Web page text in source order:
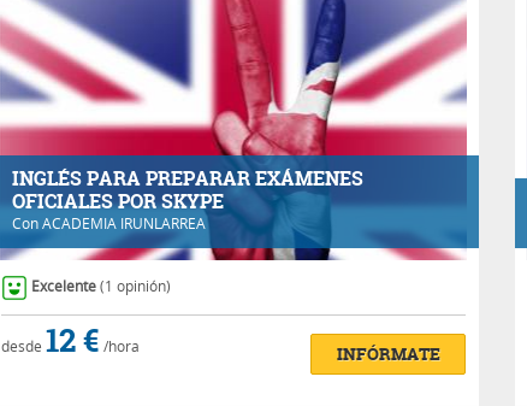
INGLÉS PARA PREPARAR EXÁMENES
OFICIALES POR SKYPE
ConACADEMIA IRUNLARREA
Excelente (1 opinión)
desde 12 € /hora INFÓRMATE